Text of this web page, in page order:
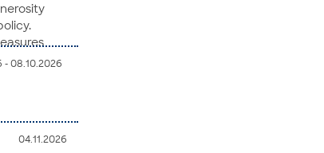
- 08.10.2026
04.11.2026